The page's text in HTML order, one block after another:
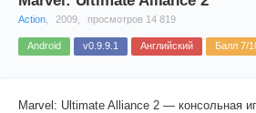
Action 2009, просмотров 14 819
Android v0.9.9.1 Английский Балл 7/
Marvel: Ultimate Alliance 2 — консольная